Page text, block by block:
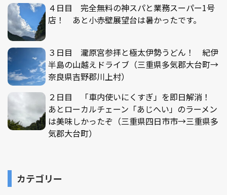
４日目 完全無料の神スパと業務スーパー1号
店！ あと小赤壁展望台は暑かったです。
３日目 瀧原宮参拝と極太伊勢うどん！ 紀伊
半島の山越えドライブ（三重県多気郡大台町→
奈良県吉野郡川上村）
２日目 「車内使いにくすぎ」を即日解消！
あとローカルチェーン「あじへい」のラーメン
は美味しかったぞ（三重県四日市市→三重県多
気郡大台町）
カテゴリー